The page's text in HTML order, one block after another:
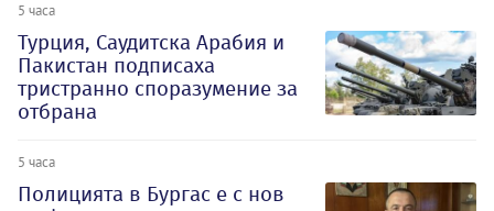
5 часа
Турция, Саудитска Арабия и
Пакистан подписаха
тристранно споразумение за
отбрана
5 часа
Полицията в Бургас е с нов